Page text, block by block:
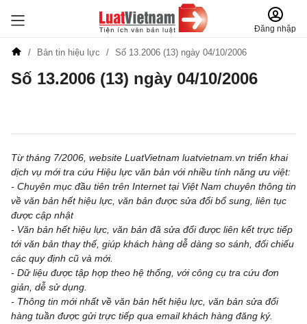
Đăng nhập
Bản tin hiệu lực Số 13.2006 (13) ngày 04/10/2006
Số 13.2006 (13) ngày 04/10/2006
Từ tháng 7/2006, website LuatVietnam luatvietnam.vn triển khai
dịch vụ mới tra cứu Hiệu lực văn bản với nhiều tính năng ưu việt:
- Chuyên mục đầu tiên trên Internet tại Việt Nam chuyên thông tin
về văn bản hết hiệu lực, văn bản được sửa đổi bổ sung, liên tục
được cập nhật
- Văn bản hết hiệu lực, văn bản đã sửa đổi được liên kết trực tiếp
tới văn bản thay thế, giúp khách hàng dễ dàng so sánh, đối chiếu
các quy định cũ và mới.
- Dữ liệu được tập hợp theo hệ thống, với công cụ tra cứu đơn
giản, dễ sử dụng.
- Thông tin mới nhất về văn bản hết hiệu lực, văn bản sửa đổi
hàng tuần được gửi trực tiếp qua email khách hàng đăng ký.